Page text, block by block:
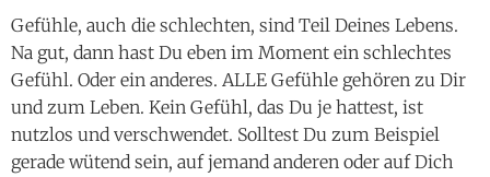
Gefühle, auch die schlechten, sind Teil Deines Lebens.
Na gut, dann hast Du eben im Moment ein schlechtes
Gefühl. Oder ein anderes. ALLE Gefühle gehören zu Dir
und zum Leben. Kein Gefühl, das Du je hattest, ist
nutzlos und verschwendet. Solltest Du zum Beispiel
gerade wütend sein, auf jemand anderen oder auf Dich